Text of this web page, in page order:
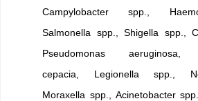
Campylobacter spp.,
Salmonella spp., Shigella spp.,
Pseudomonas aeruginosa,
cepacia, Legionella spp.,
Moraxella spp., Acinetobacter